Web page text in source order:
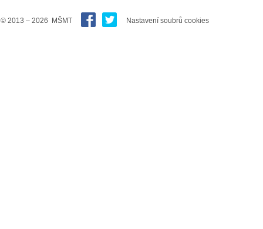
© 2013 – 2026 MŠMT Nastavení soubrů cookies